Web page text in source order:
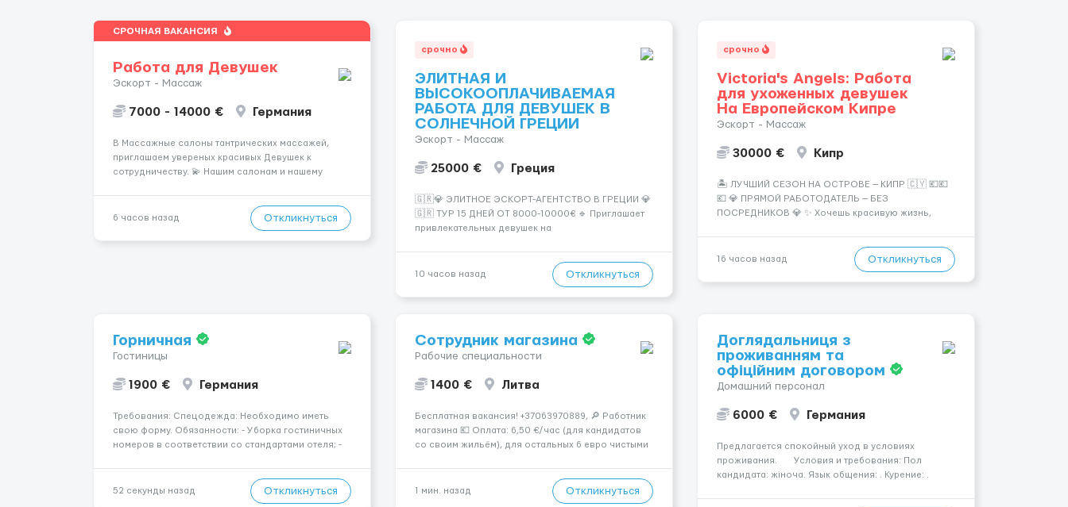
СРОЧНАЯ ВАКАНСИЯ
Работа для Девушек
Эскорт - Массаж
7000 - 14000 € Германия
В Массажные салоны тантрических массажей,
приглашаем увереных красивых Девушек к
сотрудничеству. 💫 Нашим салонам и нашему
заработная плата 💚Мы гарантируем Наличие
6 часов назад Откликнуться
срочно
ЭЛИТНАЯ И
ВЫСОКООПЛАЧИВАЕМАЯ
РАБОТА ДЛЯ ДЕВУШЕК В
СОЛНЕЧНОЙ ГРЕЦИИ
Эскорт - Массаж
25000 € Греция
🇬🇷💎 ЭЛИТНОЕ ЭСКОРТ-АГЕНТСТВО В ГРЕЦИИ 💎
🇬🇷 ТУР 15 ДНЕЙ ОТ 8000-10000€ 🔹 Приглашает
привлекательных девушек на
хорошие деньги 💶 — это предложение для тебя! 🔹
10 часов назад Откликнуться
срочно
Victoria's Angels: Работа
для ухоженных девушек
На Европейском Кипре
Эскорт - Массаж
30000 € Кипр
🏝️ ЛУЧШИЙ СЕЗОН НА ОСТРОВЕ — КИПР 🇨🇾 💶💶
💶 💎 ПРЯМОЙ РАБОТОДАТЕЛЬ — БЕЗ
ПОСРЕДНИКОВ 💎 ✨ Хочешь красивую жизнь,
— Опытная команда с годами практики —
Стабильный поток клиентов (без ...
16 часов назад Откликнуться
Горничная
Гостиницы
1900 € Германия
Требования: Спецодежда: Необходимо иметь
свою форму. Обязанности: - Уборка гостиничных
номеров в соответствии со стандартами отеля; -
другими необходимыми принадлежностями; -
Поддержание чистоты в общественн...
52 секунды назад Откликнуться
Сотрудник магазина
Рабочие специальности
1400 € Литва
Бесплатная вакансия! +37063970889, 🔎 Работник
магазина 💶 Оплата: 6,50 €/час (для кандидатов
со своим жильём), для остальных 6 евро чистыми
работать &bul...
1 мин. назад Откликнуться
Доглядальниця з
проживанням та
офіційним договором
Домашний персонал
6000 € Германия
Предлагается спокойный уход в условиях
проживания. Условия и требования: Пол
кандидата: жіноча. Язык общения: . Курение: .